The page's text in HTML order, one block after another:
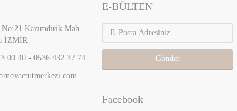
No:21 Kazımdirik Mah.
İZMİR
00 40 - 0536 432 37 74
E-BÜLTEN
Gönder
Facebook